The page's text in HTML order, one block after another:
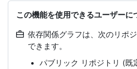
この機能を使用できるユーザーに
依存関係グラフは、次のリポ
できます。
パブリック リポジトリ (既